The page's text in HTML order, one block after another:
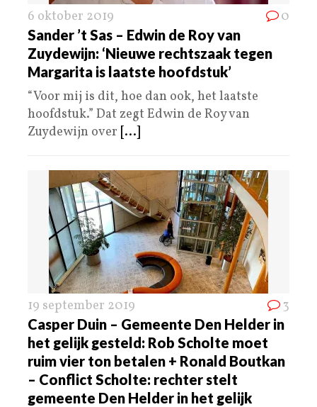
6 oktober 2019 0
Sander ’t Sas – Edwin de Roy van
Zuydewijn: ‘Nieuwe rechtszaak tegen
Margarita is laatste hoofdstuk’
“Voor mij is dit, hoe dan ook, het laatste
hoofdstuk.” Dat zegt Edwin de Roy van
Zuydewijn over [...]
19 september 2019 3
Casper Duin – Gemeente Den Helder in
het gelijk gesteld: Rob Scholte moet
ruim vier ton betalen + Ronald Boutkan
– Conflict Scholte: rechter stelt
gemeente Den Helder in het gelijk